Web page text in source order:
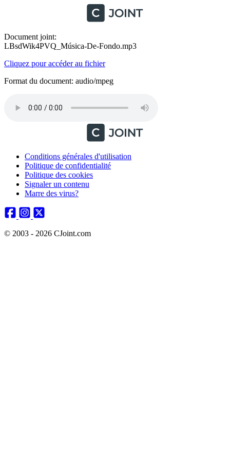
Document joint:
LBsdWik4PVQ_Música-De-Fondo.mp3
Cliquez pour accéder au fichier
Format du document: audio/mpeg
Conditions générales d'utilisation
Politique de confidentialité
Politique des cookies
Signaler un contenu
Marre des virus?
© 2003 - 2026 CJoint.com